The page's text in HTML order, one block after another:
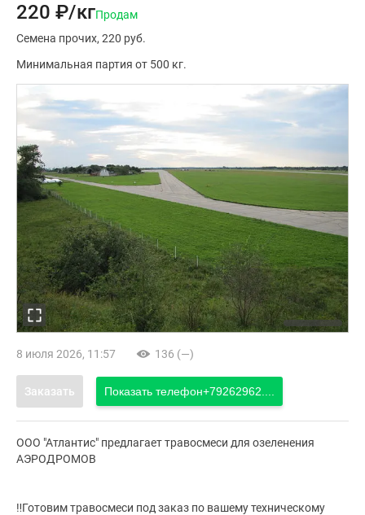
220 ₽/кгПродам
Семена прочих 220 руб.
Минимальная партия от 500 кг.
8 июля 2026, 11:57 136 (—)
Заказать Показать телефон+79262962....
ООО "Атлантис" предлагает травосмеси для озеленения
АЭРОДРОМОВ
‼Готовим травосмеси под заказ по вашему техническому